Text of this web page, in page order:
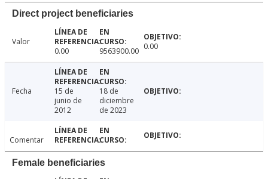
Direct project beneficiaries
Valor
0.00
9563900.00 0.00
Fecha
15 de
junio de
2012
18 de
diciembre
de 2023
Comentar
Female beneficiaries